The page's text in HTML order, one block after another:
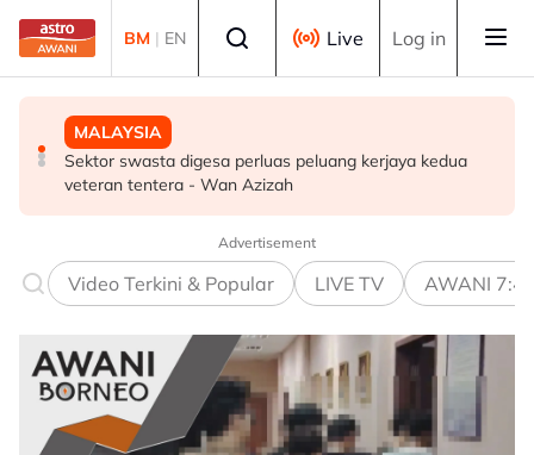
Skip to main content
BM | EN Live Log in
SUKAN
Final Masters Korea: Eksperimen berjaya, beregu
'scratch pair' negara muncul juara!
MALAYSIA
Sektor swasta digesa perluas peluang kerjaya kedua
veteran tentera - Wan Azizah
MALAYSIA
PM beri komitmen persempadanan DUN Sarawak, minta
laporan SPR - Fahmi
Advertisement
Video Terkini & Popular LIVE TV AWANI